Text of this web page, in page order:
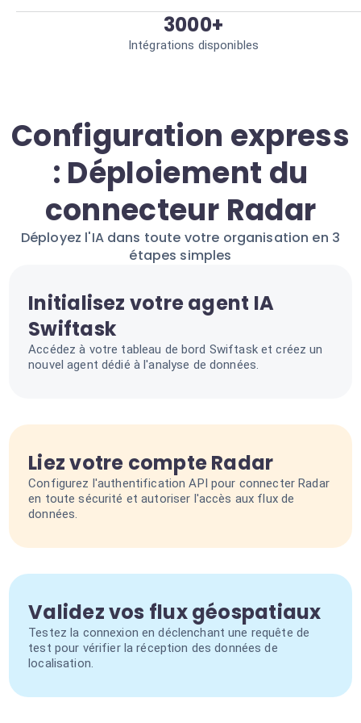
3000+
Intégrations disponibles
Configuration express
: Déploiement du
connecteur Radar
Déployez l'IA dans toute votre organisation en 3
étapes simples
Initialisez votre agent IA
Swiftask
Accédez à votre tableau de bord Swiftask et créez un
nouvel agent dédié à l'analyse de données.
Liez votre compte Radar
Configurez l'authentification API pour connecter Radar
en toute sécurité et autoriser l'accès aux flux de
données.
Validez vos flux géospatiaux
Testez la connexion en déclenchant une requête de
test pour vérifier la réception des données de
localisation.